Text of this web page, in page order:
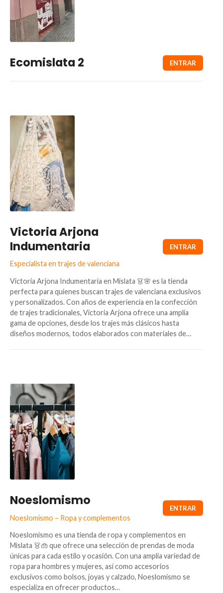
Ecomislata 2
Victoria Arjona
Indumentaria
Especialista en trajes de valenciana
Victoria Arjona Indumentaria en Mislata 👗🌸 es la tienda
perfecta para quienes buscan trajes de valenciana exclusivos
y personalizados. Con años de experiencia en la confección
de trajes tradicionales, Victoria Arjona ofrece una amplia
gama de opciones, desde los trajes más clásicos hasta
diseños modernos, todos elaborados con materiales de…
Noeslomismo
Noeslomismo – Ropa y complementos
Noeslomismo es una tienda de ropa y complementos en
Mislata 👗👜 que ofrece una selección de prendas de moda
únicas para cada estilo y ocasión. Con una amplia variedad de
ropa para hombres y mujeres, así como accesorios
exclusivos como bolsos, joyas y calzado, Noeslomismo se
especializa en ofrecer productos…